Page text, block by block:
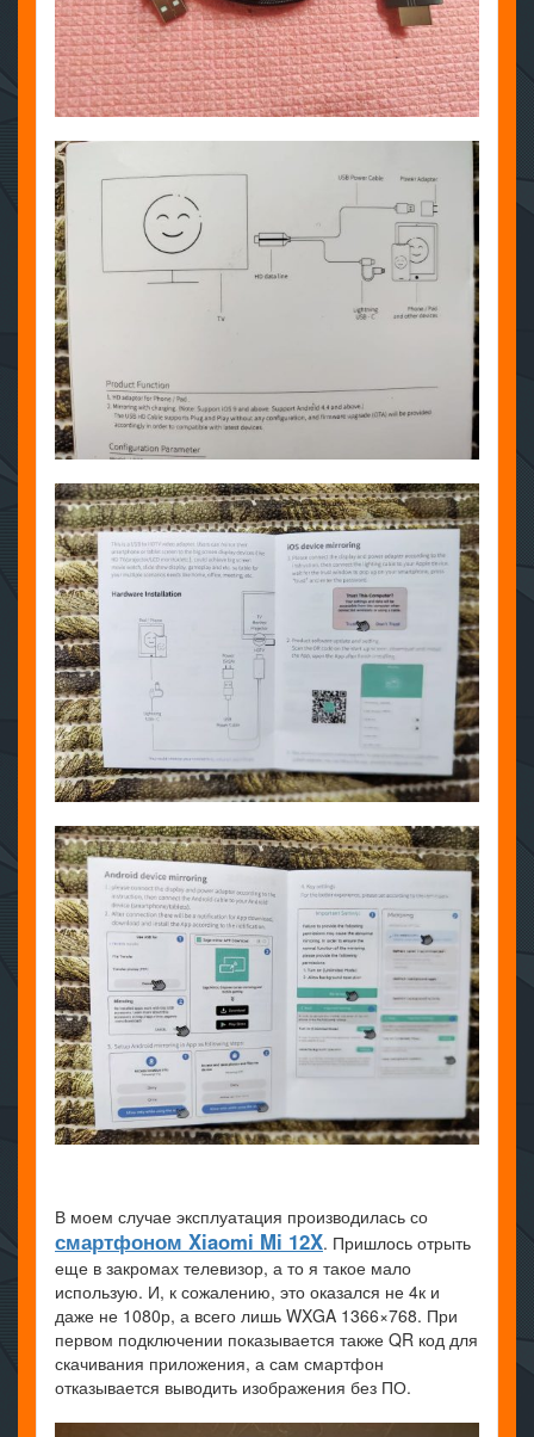
В моем случае эксплуатация производилась со
смартфоном Xiaomi Mi 12X. Пришлось отрыть
еще в закромах телевизор, а то я такое мало
использую. И, к сожалению, это оказался не 4к и
даже не 1080р, а всего лишь WXGA 1366×768. При
первом подключении показывается также QR код для
скачивания приложения, а сам смартфон
отказывается выводить изображения без ПО.